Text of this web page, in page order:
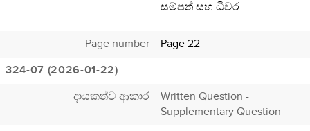
සම්පත් සහ ධීවර
Page number
Page 22
324-07 (2026-01-22)
දායකත්ව ආකාර
Written Question -
Supplementary Question